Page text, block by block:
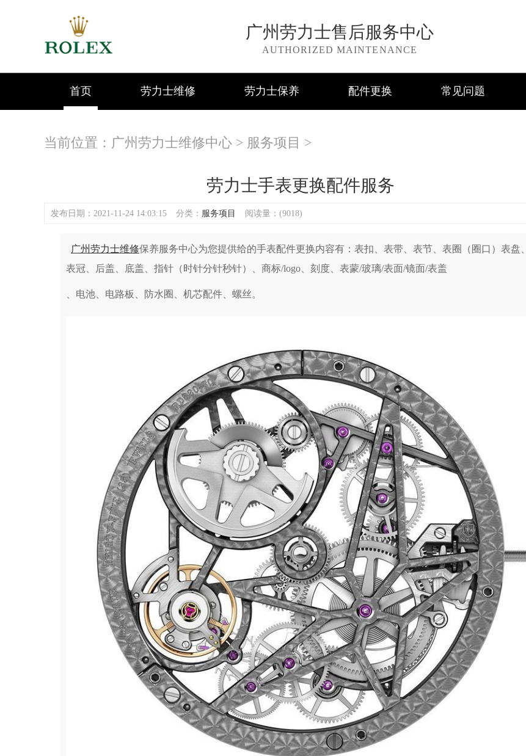
广州劳力士售后服务中心
AUTHORIZED MAINTENANCE
首页 劳力士维修 劳力士保养 配件更换 常见问题
当前位置： 广州劳力士维修中心 > 服务项目 >
劳力士手表更换配件服务
发布日期：2021-11-24 14:03:15 分类： 服务项目 阅读量：(9018)
广州劳力士维修保养服务中心为您提供给的手表配件更换内容有：表扣、表带、表节、表圈（圈口）表盘、
表冠、后盖、底盖、指针（时针分针秒针）、商标/logo、刻度、表蒙/玻璃/表面/镜面/表盖
、电池、电路板、防水圈、机芯配件、螺丝。